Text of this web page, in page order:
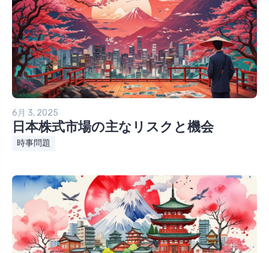
6月 3, 2025
日本株式市場の主なリスクと機会
時事問題